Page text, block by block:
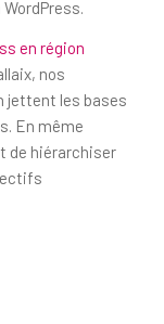
en région
nos
jettent les bases
En même
de hiérarchiser